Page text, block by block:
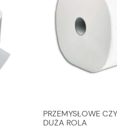
PRZEMYSŁOWE
DUŻA ROLA